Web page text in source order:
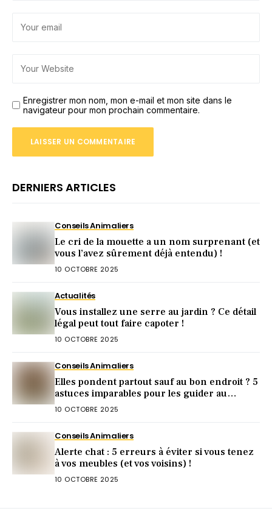
Enregistrer mon nom, mon e-mail et mon site dans le
navigateur pour mon prochain commentaire.
DERNIERS ARTICLES
Conseils Animaliers
Le cri de la mouette a un nom surprenant (et
vous l’avez sûrement déjà entendu) !
10 OCTOBRE 2025
Actualités
Vous installez une serre au jardin ? Ce détail
légal peut tout faire capoter !
10 OCTOBRE 2025
Conseils Animaliers
Elles pondent partout sauf au bon endroit ? 5
astuces imparables pour les guider au
pondoir
10 OCTOBRE 2025
Conseils Animaliers
Alerte chat : 5 erreurs à éviter si vous tenez
à vos meubles (et vos voisins) !
10 OCTOBRE 2025